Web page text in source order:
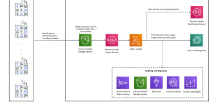
                },
                {
                    "Name": "LEFT_HAND",
                    "Confidence": 92.42487335205078,
                    "EquipmentDetections": []
                },
                {
                    "Name": "RIGHT_HAND",
                    "Confidence": 96.88029479980469,
                    "EquipmentDetections": []